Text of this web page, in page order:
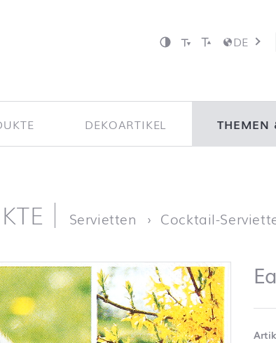
DE
DEKOARTIKEL THEMEN
Servietten Cocktail-